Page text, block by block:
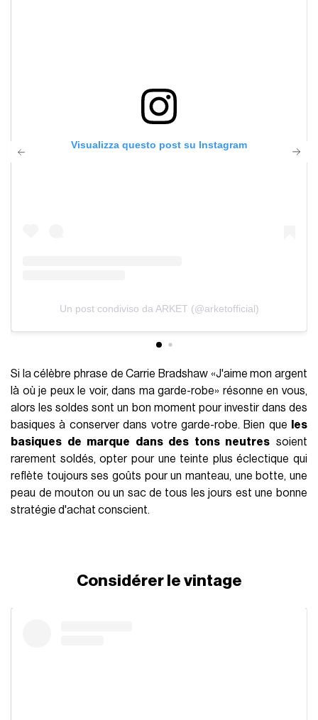
Visualizza questo post su Instagram
Un post condiviso da ARKET (@arketofficial)
Si la célèbre phrase de Carrie Bradshaw «J'aime mon argent
là où je peux le voir, dans ma garde-robe» résonne en vous,
alors les soldes sont un bon moment pour investir dans des
basiques à conserver dans votre garde-robe. Bien que
les
basiques de marque dans des tons neutres soient
rarement soldés, opter pour une teinte plus éclectique qui
reflète toujours ses goûts pour un manteau, une botte, une
peau de mouton ou un sac de tous les jours est une bonne
stratégie d'achat conscient.
Considérer le vintage